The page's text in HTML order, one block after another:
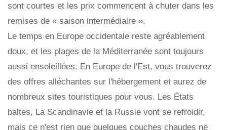
sont courtes et les prix commencent à chuter dans les
remises de « saison intermédiaire ».
Le temps en Europe occidentale reste agréablement
doux, et les plages de la Méditerranée sont toujours
aussi ensoleillées. En Europe de l'Est, vous trouverez
des offres alléchantes sur l'hébergement et aurez de
nombreux sites touristiques pour vous. Les États
baltes, La Scandinavie et la Russie vont se refroidir,
mais ce n'est rien que quelques couches chaudes ne